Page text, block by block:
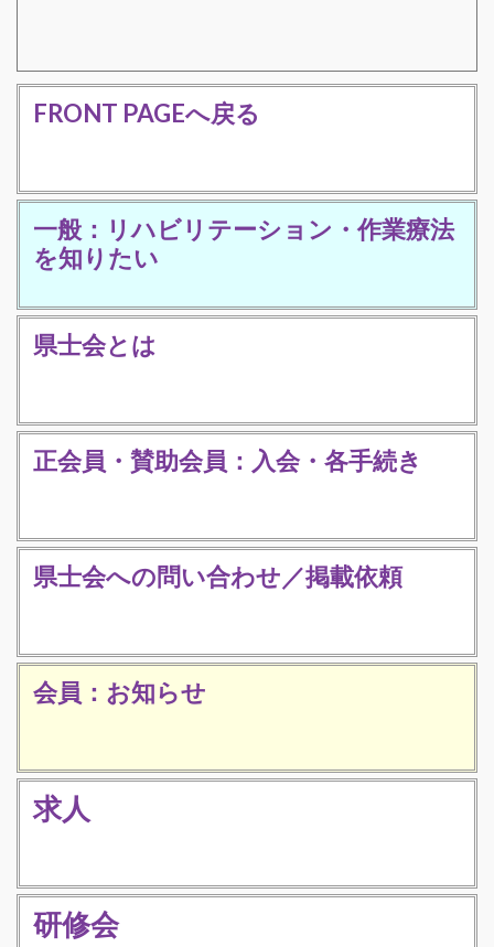
FRONT PAGEへ戻る
一般：リハビリテーション・作業療法
を知りたい
県士会とは
正会員・賛助会員：入会・各手続き
県士会への問い合わせ／掲載依頼
会員：お知らせ
求人
研修会